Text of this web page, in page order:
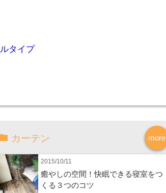
タイプ
more
カーテン
2015/10/11
癒やしの空間！快眠できる寝室をつ
くる３つのコツ